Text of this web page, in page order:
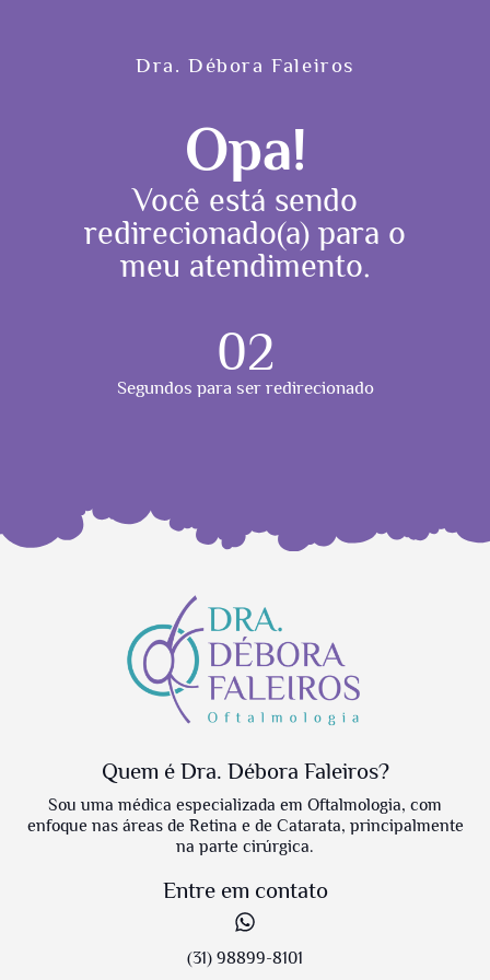
Dra. Débora Faleiros
Opa!
Você está sendo
redirecionado(a) para o
meu atendimento.
02
Segundos para ser redirecionado
Quem é Dra. Débora Faleiros?
Sou uma médica especializada em Oftalmologia, com
enfoque nas áreas de Retina e de Catarata, principalmente
na parte cirúrgica.
Entre em contato
(31) 98899-8101